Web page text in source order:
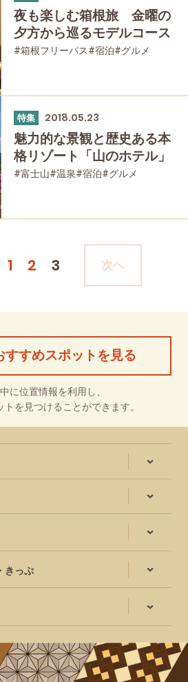
夜も楽しむ箱根旅 金曜の
夕方から巡るモデルコース
#箱根フリーパス#宿泊#グルメ
特集 2018.05.23
魅力的な景観と歴史ある本
格リゾート「山のホテル」
#富士山#温泉#宿泊#グルメ
1 2 3 次へ
すすめスポットを見る
に位置情報を利用し、
トを見つけることができます。
きっぷ